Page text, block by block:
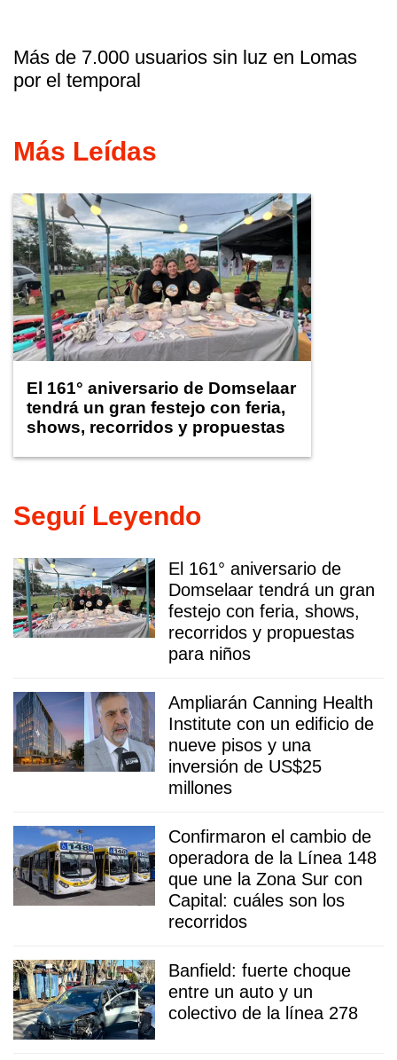
Más de 7.000 usuarios sin luz en Lomas
por el temporal
Más Leídas
El 161° aniversario de Domselaar
tendrá un gran festejo con feria,
shows, recorridos y propuestas
Seguí Leyendo
El 161° aniversario de
Domselaar tendrá un gran
festejo con feria, shows,
recorridos y propuestas
para niños
Ampliarán Canning Health
Institute con un edificio de
nueve pisos y una
inversión de US$25
millones
Confirmaron el cambio de
operadora de la Línea 148
que une la Zona Sur con
Capital: cuáles son los
recorridos
Banfield: fuerte choque
entre un auto y un
colectivo de la línea 278